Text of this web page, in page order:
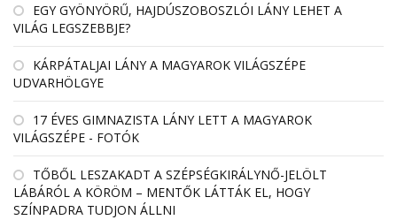
EGY GYÖNYÖRŰ, HAJDÚSZOBOSZLÓI LÁNY LEHET A
VILÁG LEGSZEBBJE?
KÁRPÁTALJAI LÁNY A MAGYAROK VILÁGSZÉPE
UDVARHÖLGYE
17 ÉVES GIMNAZISTA LÁNY LETT A MAGYAROK
VILÁGSZÉPE - FOTÓK
TŐBŐL LESZAKADT A SZÉPSÉGKIRÁLYNŐ-JELÖLT
LÁBÁRÓL A KÖRÖM – MENTŐK LÁTTÁK EL, HOGY
SZÍNPADRA TUDJON ÁLLNI